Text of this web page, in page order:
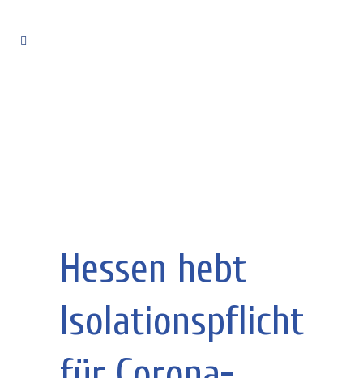
Hessen hebt
Isolationspflicht